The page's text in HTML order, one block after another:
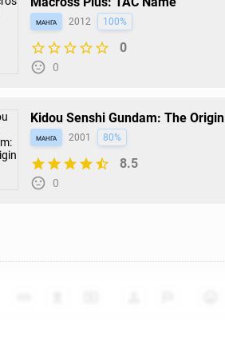
манга 2012 100%
0
0
Kidou Senshi Gundam: The Origin
манга 2001 80%
8.5
0